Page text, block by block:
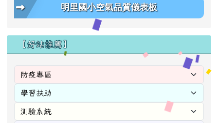
明里國小空氣品質儀表板
【好站推薦】